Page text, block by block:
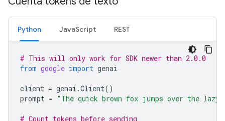
Python JavaScript REST
# This will only work for SDK newer than 2.0.0
from google import genai
client = genai .Client()
prompt = "The quick brown fox jumps over the lazy
# Count tokens before sending